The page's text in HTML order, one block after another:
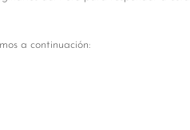
a continuación: